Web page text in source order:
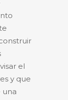
el
y que
una